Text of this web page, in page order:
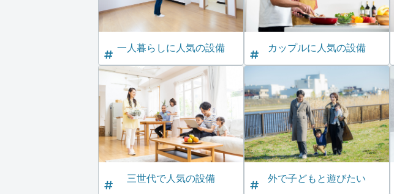
一人暮らしに人気の設備 カップルに人気の設備
三世代で人気の設備 外で子どもと遊びたい